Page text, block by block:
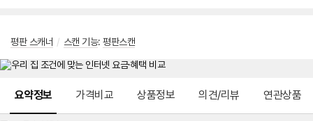
평판 스캐너 / 스캔 기능: 평판스캔
요약정보 가격비교 상품정보 의견/리뷰 연관상품